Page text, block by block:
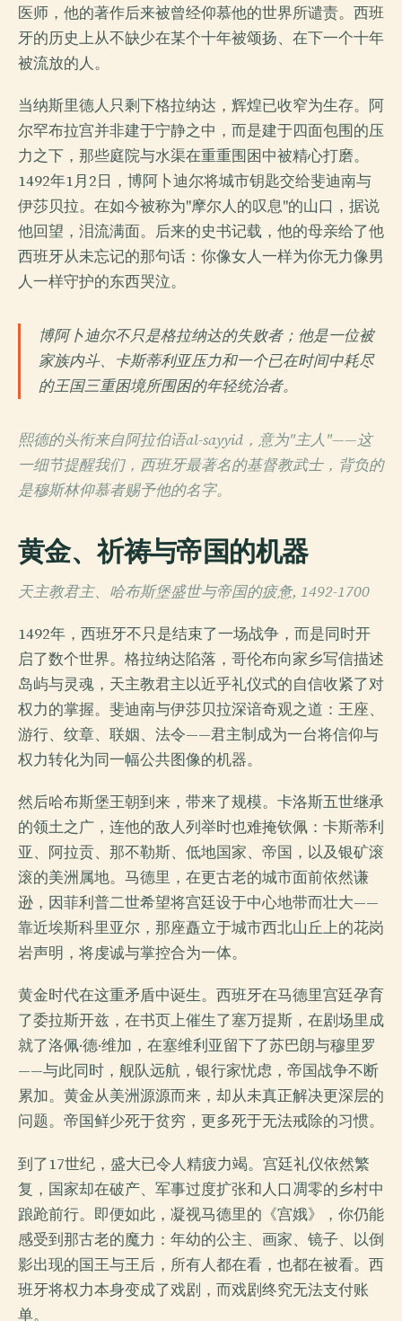
医师，他的著作后来被曾经仰慕他的世界所谴责。西班
牙的历史上从不缺少在某个十年被颂扬、在下一个十年
被流放的人。
当纳斯里德人只剩下格拉纳达，辉煌已收窄为生存。阿
尔罕布拉宫并非建于宁静之中，而是建于四面包围的压
力之下，那些庭院与水渠在重重围困中被精心打磨。
1492年1月2日，博阿卜迪尔将城市钥匙交给斐迪南与
伊莎贝拉。在如今被称为"摩尔人的叹息"的山口，据说
他回望，泪流满面。后来的史书记载，他的母亲给了他
西班牙从未忘记的那句话：你像女人一样为你无力像男
人一样守护的东西哭泣。
博阿卜迪尔不只是格拉纳达的失败者；他是一位被
家族内斗、卡斯蒂利亚压力和一个已在时间中耗尽
的王国三重困境所围困的年轻统治者。
熙德的头衔来自阿拉伯语al-sayyid，意为"主人"——这
一细节提醒我们，西班牙最著名的基督教武士，背负的
是穆斯林仰慕者赐予他的名字。
黄金、祈祷与帝国的机器
天主教君主、哈布斯堡盛世与帝国的疲惫, 1492-1700
1492年，西班牙不只是结束了一场战争，而是同时开
启了数个世界。格拉纳达陷落，哥伦布向家乡写信描述
岛屿与灵魂，天主教君主以近乎礼仪式的自信收紧了对
权力的掌握。斐迪南与伊莎贝拉深谙奇观之道：王座、
游行、纹章、联姻、法令——君主制成为一台将信仰与
权力转化为同一幅公共图像的机器。
然后哈布斯堡王朝到来，带来了规模。卡洛斯五世继承
的领土之广，连他的敌人列举时也难掩钦佩：卡斯蒂利
亚、阿拉贡、那不勒斯、低地国家、帝国，以及银矿滚
滚的美洲属地。马德里，在更古老的城市面前依然谦
逊，因菲利普二世希望将宫廷设于中心地带而壮大——
靠近埃斯科里亚尔，那座矗立于城市西北山丘上的花岗
岩声明，将虔诚与掌控合为一体。
黄金时代在这重矛盾中诞生。西班牙在马德里宫廷孕育
了委拉斯开兹，在书页上催生了塞万提斯，在剧场里成
就了洛佩·德·维加，在塞维利亚留下了苏巴朗与穆里罗
——与此同时，舰队远航，银行家忧虑，帝国战争不断
累加。黄金从美洲源源而来，却从未真正解决更深层的
问题。帝国鲜少死于贫穷，更多死于无法戒除的习惯。
到了17世纪，盛大已令人精疲力竭。宫廷礼仪依然繁
复，国家却在破产、军事过度扩张和人口凋零的乡村中
踉跄前行。即便如此，凝视马德里的《宫娥》，你仍能
感受到那古老的魔力：年幼的公主、画家、镜子、以倒
影出现的国王与王后，所有人都在看，也都在被看。西
班牙将权力本身变成了戏剧，而戏剧终究无法支付账
单。